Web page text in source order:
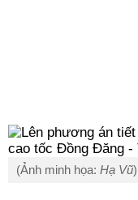
(Ảnh minh họa: Hạ Vũ